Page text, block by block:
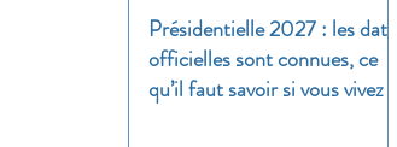
Présidentielle 2027 : les dates
officielles sont connues, ce
qu’il faut savoir si vous vivez à